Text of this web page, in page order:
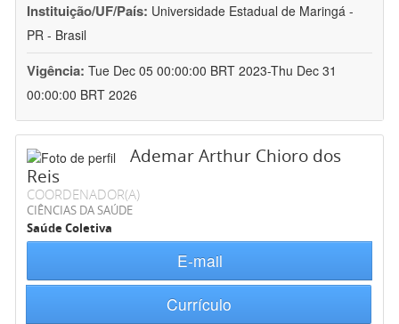
Instituição/UF/País: Universidade Estadual de Maringá -
PR - Brasil
Vigência: Tue Dec 05 00:00:00 BRT 2023-Thu Dec 31
00:00:00 BRT 2026
Ademar Arthur Chioro dos
Reis
COORDENADOR(A)
CIÊNCIAS DA SAÚDE
Saúde Coletiva
E-mail
Currículo